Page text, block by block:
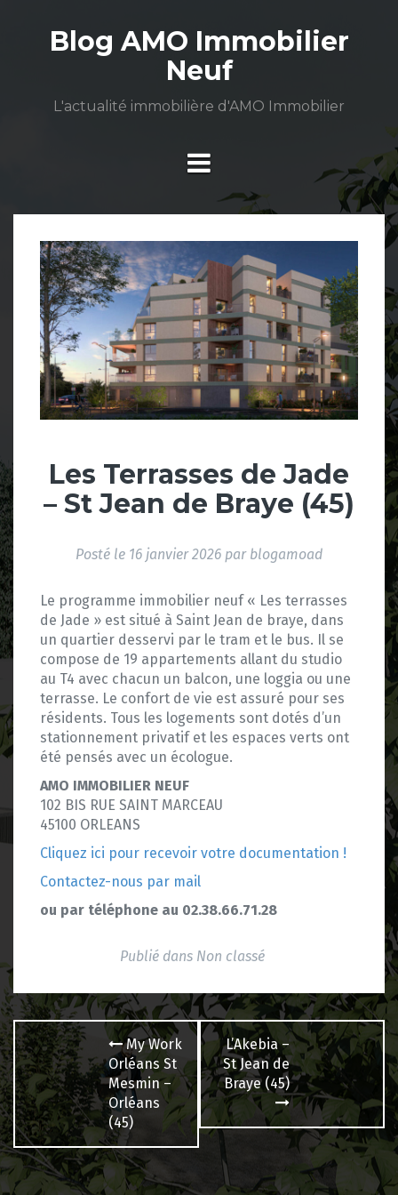
contenuBlog AMO Immobilier
Neuf
L'actualité immobilière d'AMO Immobilier
Les Terrasses de Jade
– St Jean de Braye (45)
Posté le 16 janvier 2026 par blogamoad
Le programme immobilier neuf « Les terrasses
de Jade » est situé à Saint Jean de braye, dans
un quartier desservi par le tram et le bus. Il se
compose de 19 appartements allant du studio
au T4 avec chacun un balcon, une loggia ou une
terrasse. Le confort de vie est assuré pour ses
résidents. Tous les logements sont dotés d’un
stationnement privatif et les espaces verts ont
été pensés avec un écologue.
AMO IMMOBILIER NEUF
102 BIS RUE SAINT MARCEAU
45100 ORLEANS
Cliquez ici pour recevoir votre documentation !
Contactez-nous par mail
ou par téléphone au 02.38.66.71.28
Publié dans Non classé
Navigation
des
articles
My Work
Orléans St
Mesmin –
Orléans
(45)
L’Akebia –
St Jean de
Braye (45)